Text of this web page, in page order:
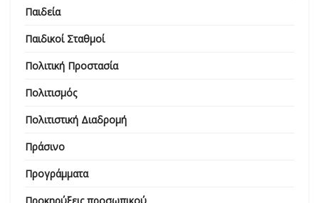
Παιδεία
Παιδικοί Σταθμοί
Πολιτική Προστασία
Πολιτισμός
Πολιτιστική Διαδρομή
Πράσινο
Προγράμματα